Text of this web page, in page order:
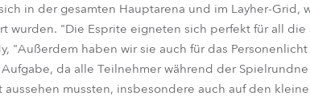
in der gesamten Hauptarena und im Layher-
wurden. "Die Esprite eigneten sich perfekt für all die
"Außerdem haben wir sie auch für das
Aufgabe, da alle Teilnehmer während der
mussten, insbesondere auch auf den